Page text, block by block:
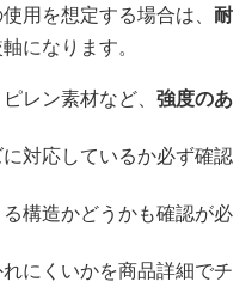
用を想定する場合は、 耐
になります。
レン素材など、 強度のあ
対応しているか必ず確認
構造かどうかも確認が必
にくいかを商品詳細でチ